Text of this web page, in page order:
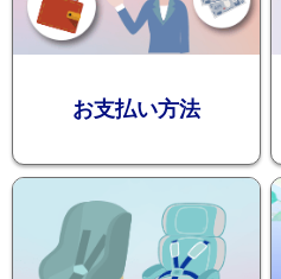
お支払い方法